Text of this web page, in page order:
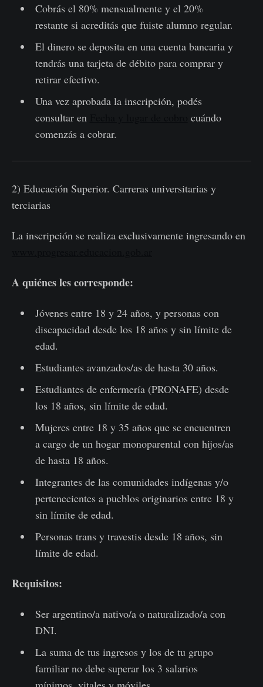
Cobrás el 80% mensualmente y el 20%
restante si acreditás que fuiste alumno regular.
El dinero se deposita en una cuenta bancaria y
tendrás una tarjeta de débito para comprar y
retirar efectivo.
Una vez aprobada la inscripción, podés
consultar en
cuándo
comenzás a cobrar.
2) Educación Superior. Carreras universitarias y
terciarias
La inscripción se realiza exclusivamente ingresando en
A quiénes les corresponde:
Jóvenes entre 18 y 24 años, y personas con
discapacidad desde los 18 años y sin límite de
edad.
Estudiantes avanzados/as de hasta 30 años.
Estudiantes de enfermería (PRONAFE) desde
los 18 años, sin límite de edad.
Mujeres entre 18 y 35 años que se encuentren
a cargo de un hogar monoparental con hijos/as
de hasta 18 años.
Integrantes de las comunidades indígenas y/o
pertenecientes a pueblos originarios entre 18 y
sin límite de edad.
Personas trans y travestis desde 18 años, sin
límite de edad.
Requisitos:
Ser argentino/a nativo/a o naturalizado/a con
DNI.
La suma de tus ingresos y los de tu grupo
familiar no debe superar los 3 salarios